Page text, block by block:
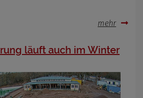
mehr
läuft auch im Winter